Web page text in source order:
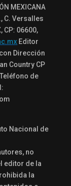
MEXICANA
C. Versalles
CP: 06600,
Editor
Dirección
Country CP
de
Nacional de
no
editor de la
la